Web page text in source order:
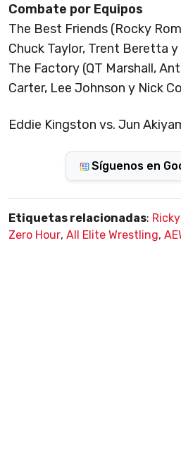
Combate por Equipos
The Best Friends (Rocky
Chuck Taylor, Trent Beretta y
The Factory (QT Marshall,
Carter, Lee Johnson y Nick
Eddie Kingston vs. Jun
Síguenos en
Etiquetas relacionadas:
Zero Hour, All Elite Wrestling,